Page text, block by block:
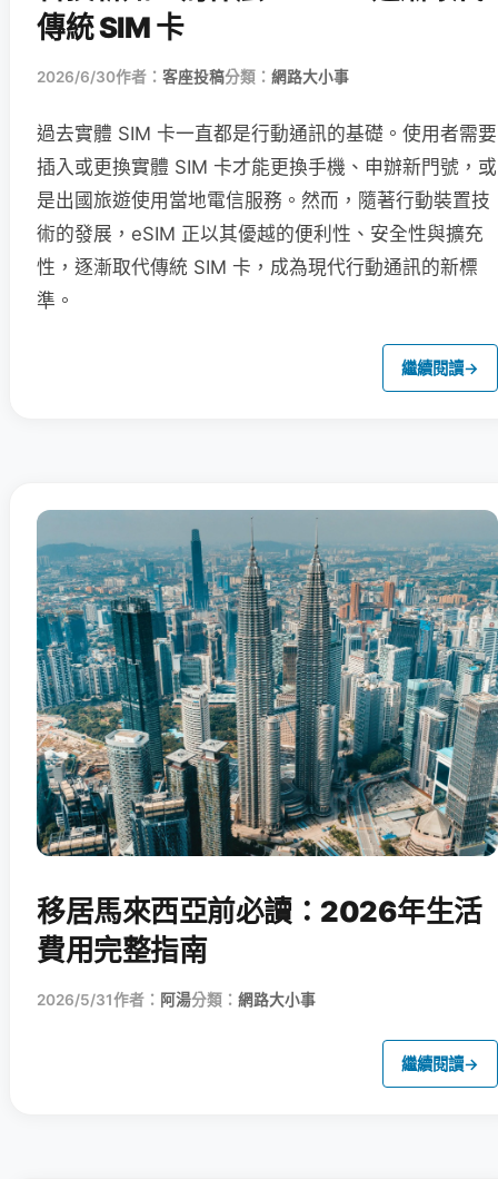
傳統 SIM 卡
2026/6/30作者： 客座投稿分類： 網路大小事
過去實體 SIM 卡一直都是行動通訊的基礎。使用者需要
插入或更換實體 SIM 卡才能更換手機、申辦新門號，或
是出國旅遊使用當地電信服務。然而，隨著行動裝置技
術的發展，eSIM 正以其優越的便利性、安全性與擴充
性，逐漸取代傳統 SIM 卡，成為現代行動通訊的新標
準。
繼續閱讀→
移居馬來西亞前必讀：2026年生活
費用完整指南
2026/5/31作者： 阿湯分類： 網路大小事
繼續閱讀→